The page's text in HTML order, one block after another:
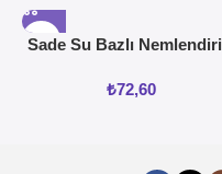
Sade Su Bazlı
₺72,60